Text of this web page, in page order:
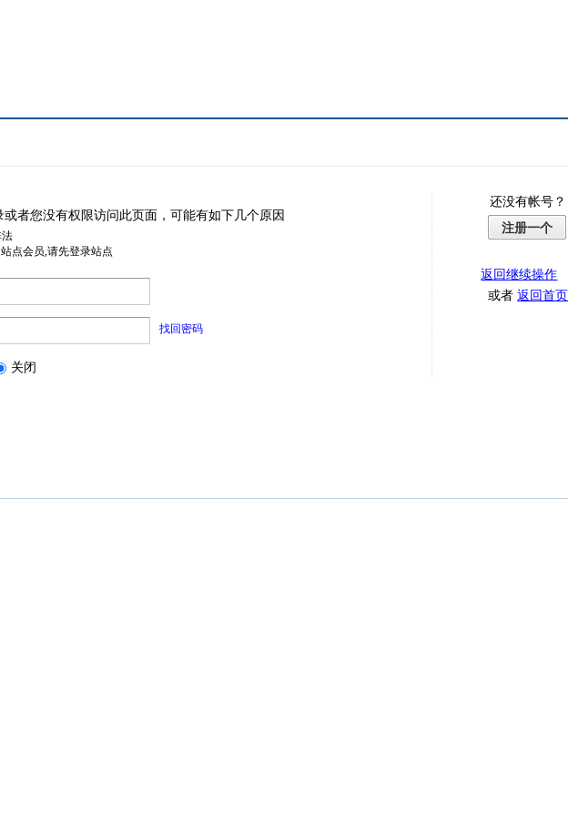
或者您没有权限访问此页面，可能有如下几个原因
点会员,请先登录站点
找回密码
关闭
还没有帐号？
注册一个
返回继续操作
或者返回首页